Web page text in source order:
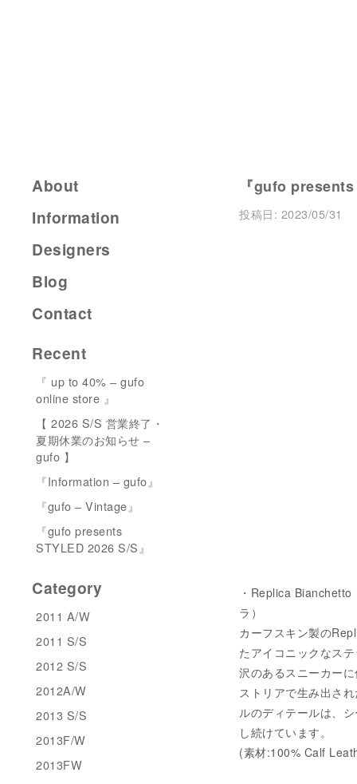
『gufo
投稿日: 2023/05/31
・Replica
ラ）
カーフスキン製の
たアイコニックなス
沢のあるスニーカー
ストリアで生み出さ
ルのディテールは、
し続けています。
(素材:100% Calf
About
Information
Designers
Blog
Contact
Recent
『 up to 40% – gufo
online store 』
【 2026 S/S 営業終了・
夏期休業のお知らせ –
gufo 】
『Information – gufo』
『gufo – Vintage』
『gufo presents
STYLED 2026 S/S』
Category
2011 A/W
2011 S/S
2012 S/S
2012A/W
2013 S/S
2013F/W
2013FW